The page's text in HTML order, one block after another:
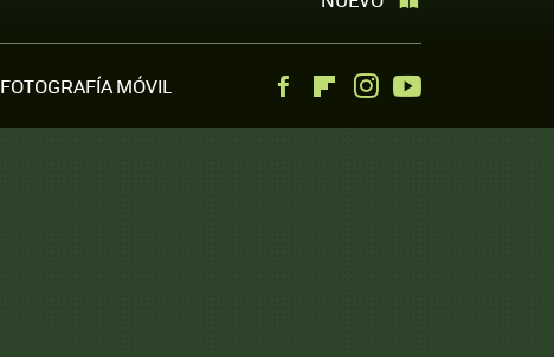
FOTOGRAFÍA MÓVIL FacebookFlipboardInstagram